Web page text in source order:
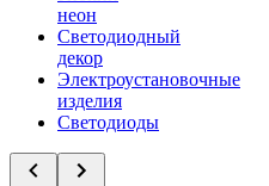
неон
Светодиодный
декор
Электроустановочные
изделия
Светодиоды